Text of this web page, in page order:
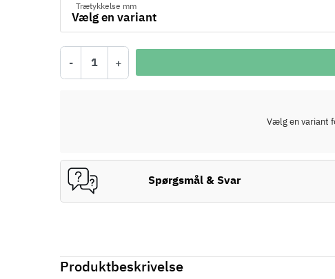
Produktbeskrivelse
Trætykkelse mm
- +
Vælg en variant
Spørgsmål & Svar